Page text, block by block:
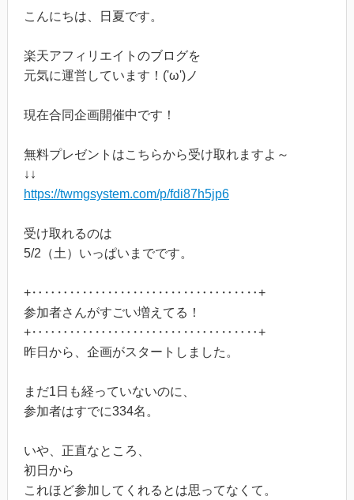
こんにちは、日夏です。
楽天アフィリエイトのブログを
元気に運営しています！('ω')ノ
現在合同企画開催中です！
無料プレゼントはこちらから受け取れますよ～
↓↓
https://twmgsystem.com/p/fdi87h5jp6
受け取れるのは
5/2（土）いっぱいまでです。
+‥‥‥‥‥‥‥‥‥‥‥‥‥‥‥‥‥‥+
参加者さんがすごい増えてる！
+‥‥‥‥‥‥‥‥‥‥‥‥‥‥‥‥‥‥+
昨日から、企画がスタートしました。
まだ1日も経っていないのに、
参加者はすでに334名。
いや、正直なところ、
初日から
これほど参加してくれるとは思ってなくて。